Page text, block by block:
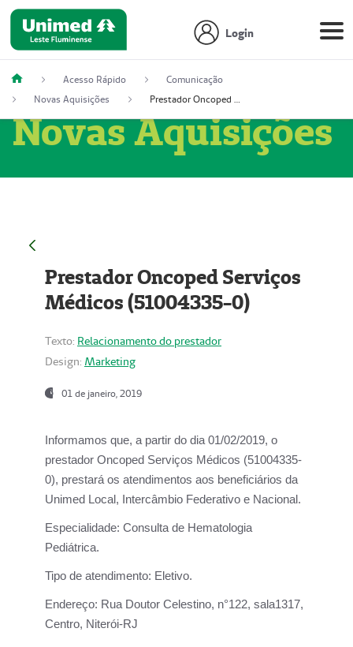
Login
Acesso Rápido
Comunicação
Novas Aquisições
Prestador Oncoped Serviços Médicos (51004335-0)
Novas Aquisições
Prestador Oncoped Serviços
Médicos (51004335-0)
Texto: Relacionamento do prestador
Design: Marketing
01 de janeiro, 2019
Informamos que, a partir do dia 01/02/2019, o
prestador Oncoped Serviços Médicos (51004335-
0), prestará os atendimentos aos beneficiários da
Unimed Local, Intercâmbio Federativo e Nacional.
Especialidade: Consulta de Hematologia
Pediátrica.
Tipo de atendimento: Eletivo.
Endereço: Rua Doutor Celestino, n°122, sala1317,
Centro, Niterói-RJ